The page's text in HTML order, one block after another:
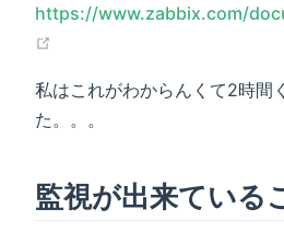
https://www.zabbix.com/
私はこれがわからんくて2時間
た。。。
監視が出来ている